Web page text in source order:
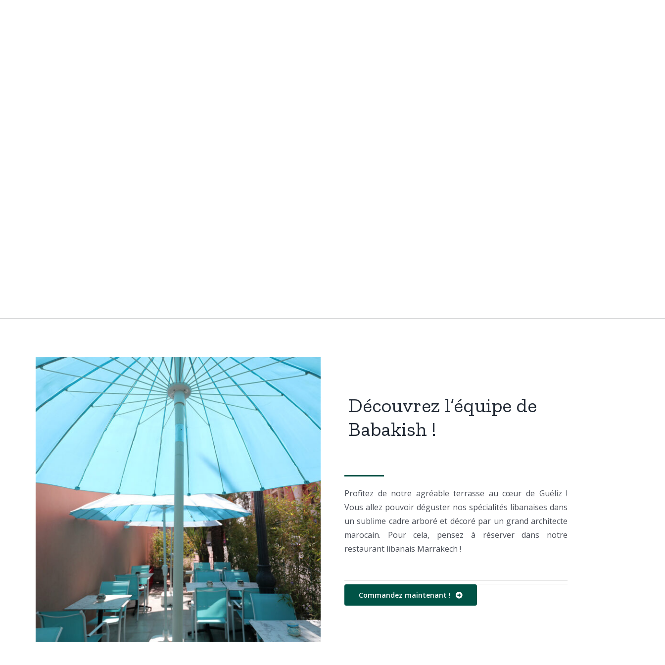
Découvrez l’équipe de
Babakish !
Profitez de notre agréable terrasse au cœur de Guéliz !
Vous allez pouvoir déguster nos spécialités libanaises dans
un sublime cadre arboré et décoré par un grand architecte
marocain. Pour cela, pensez à réserver dans notre
restaurant libanais Marrakech !
Commandez maintenant !